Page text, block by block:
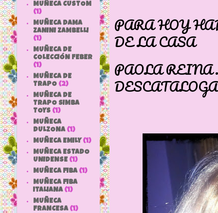
PARA HOY
DE LA CASA
PAOLA
MUÑECA CUSTOM
(1)
MUÑECA DAMA
ZANINI ZAMBELLI
(1)
MUÑECA DE
COLECCIÓN FEBER
(1)
MUÑECA DE
TRAPO (2)
MUÑECA DE
TRAPO SIMBA
TOYS (1)
MUÑECA
DULZONA (1)
MUÑECA EMILY (1)
MUÑECA ESTADO
UNIDENSE (1)
MUÑECA FIBA (1)
MUÑECA FIBA
ITALIANA (1)
MUÑECA
FRANCESA (1)